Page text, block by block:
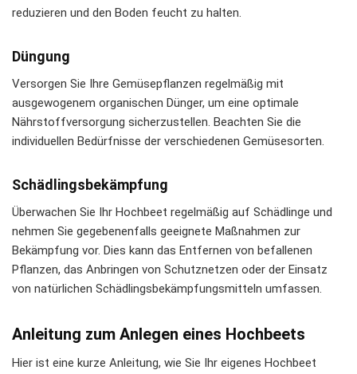
reduzieren und den Boden feucht zu halten.
Düngung
Versorgen Sie Ihre Gemüsepflanzen regelmäßig mit
ausgewogenem organischen Dünger, um eine optimale
Nährstoffversorgung sicherzustellen. Beachten Sie die
individuellen Bedürfnisse der verschiedenen Gemüsesorten.
Schädlingsbekämpfung
Überwachen Sie Ihr Hochbeet regelmäßig auf Schädlinge und
nehmen Sie gegebenenfalls geeignete Maßnahmen zur
Bekämpfung vor. Dies kann das Entfernen von befallenen
Pflanzen, das Anbringen von Schutznetzen oder der Einsatz
von natürlichen Schädlingsbekämpfungsmitteln umfassen.
Anleitung zum Anlegen eines Hochbeets
Hier ist eine kurze Anleitung, wie Sie Ihr eigenes Hochbeet